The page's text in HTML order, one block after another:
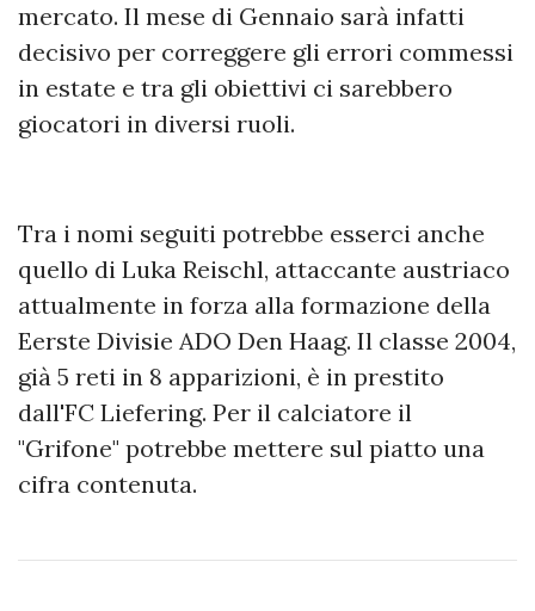
mercato. Il mese di Gennaio sarà infatti
decisivo per correggere gli errori commessi
in estate e tra gli obiettivi ci sarebbero
giocatori in diversi ruoli.
Tra i nomi seguiti potrebbe esserci anche
quello di Luka Reischl, attaccante austriaco
attualmente in forza alla formazione della
Eerste Divisie ADO Den Haag. Il classe 2004,
già 5 reti in 8 apparizioni, è in prestito
dall'FC Liefering. Per il calciatore il
"Grifone" potrebbe mettere sul piatto una
cifra contenuta.